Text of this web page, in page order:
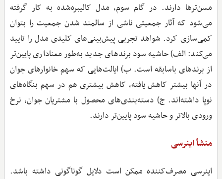
مسن‌ترها دارند. در گام سوم، مدل کالیبره‌شده به کار گرفته
می‌شود که آثار جمعیتی ناشی از سالمند شدن جمعیت را بتوان
کمی‌سازی کرد. شواهد تجربی پیش‌بینی‌های کلیدی مدل را تایید
می‌کند: الف) حاشیه سود برندهای جدید به‌طور معناداری پایین‌تر
از برندهای باسابقه است. ب) ایالت‌هایی که سهم خانوارهای جوان
در آنها بیشتر کاهش یافته، کاهش بیشتری هم در سهم بنگاه‌های
نوپا داشته‌اند. ج) دسته‌بندی‌های محصول با مشتریان جوان، نرخ
ورودی بالاتر و حاشیه سود پایین‌تر دارند.
منشأ اینرسی
اینرسی مصرف‌کننده ممکن است دلایل گوناگونی داشته باشد.